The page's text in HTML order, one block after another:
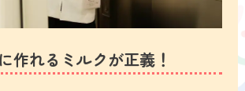
作れるミルクが正義！